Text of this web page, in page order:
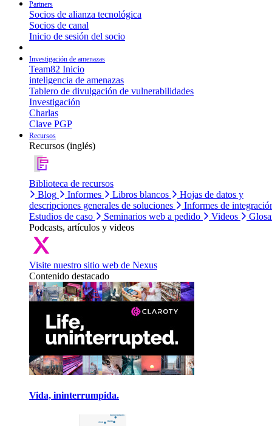
Partners
Socios de alianza tecnológica
Socios de canal
Inicio de sesión del socio
Investigación de amenazas
Team82 Inicio
inteligencia de amenazas
Tablero de divulgación de vulnerabilidades
Investigación
Charlas
Clave PGP
Recursos
Recursos (inglés)
Biblioteca de recursos
Blog
Informes Libros blancos
Hojas de datos y
descripciones generales de soluciones
Informes de
Estudios de caso
Seminarios web a pedido Videos
Podcasts, artículos y videos
Visite nuestro sitio web de Nexus
Contenido destacado
Vida, ininterrumpida.